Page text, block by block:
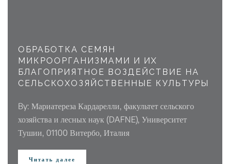
ОБРАБОТКА СЕМЯН
МИКРООРГАНИЗМАМИ И ИХ
БЛАГОПРИЯТНОЕ ВОЗДЕЙСТВИЕ НА
СЕЛЬСКОХОЗЯЙСТВЕННЫЕ КУЛЬТУРЫ
By: Мариатереза Кардарелли, факультет сельского
хозяйства и лесных наук (DAFNE), Университет
Тушии, 01100 Витербо, Италия
Читать далее